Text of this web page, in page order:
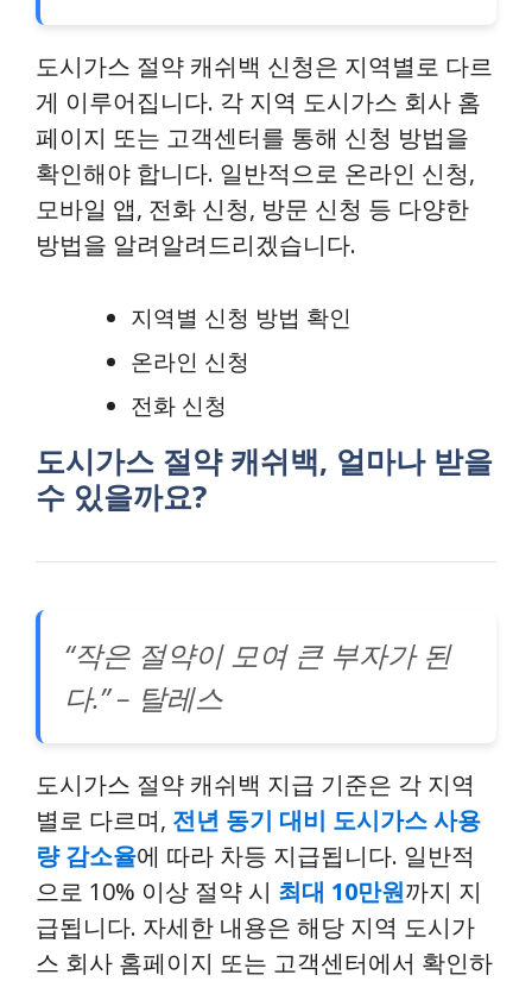
도시가스 절약 캐쉬백 신청은 지역별로 다르
게 이루어집니다. 각 지역 도시가스 회사 홈
페이지 또는 고객센터를 통해 신청 방법을
확인해야 합니다. 일반적으로 온라인 신청,
모바일 앱, 전화 신청, 방문 신청 등 다양한
방법을 알려알려드리겠습니다.
지역별 신청 방법 확인
온라인 신청
전화 신청
도시가스 절약 캐쉬백, 얼마나 받을
수 있을까요?
“작은 절약이 모여 큰 부자가 된
다.” – 탈레스
도시가스 절약 캐쉬백 지급 기준은 각 지역
별로 다르며, 전년 동기 대비 도시가스 사용
량 감소율에 따라 차등 지급됩니다. 일반적
으로 10% 이상 절약 시 최대 10만원까지 지
급됩니다. 자세한 내용은 해당 지역 도시가
스 회사 홈페이지 또는 고객센터에서 확인하